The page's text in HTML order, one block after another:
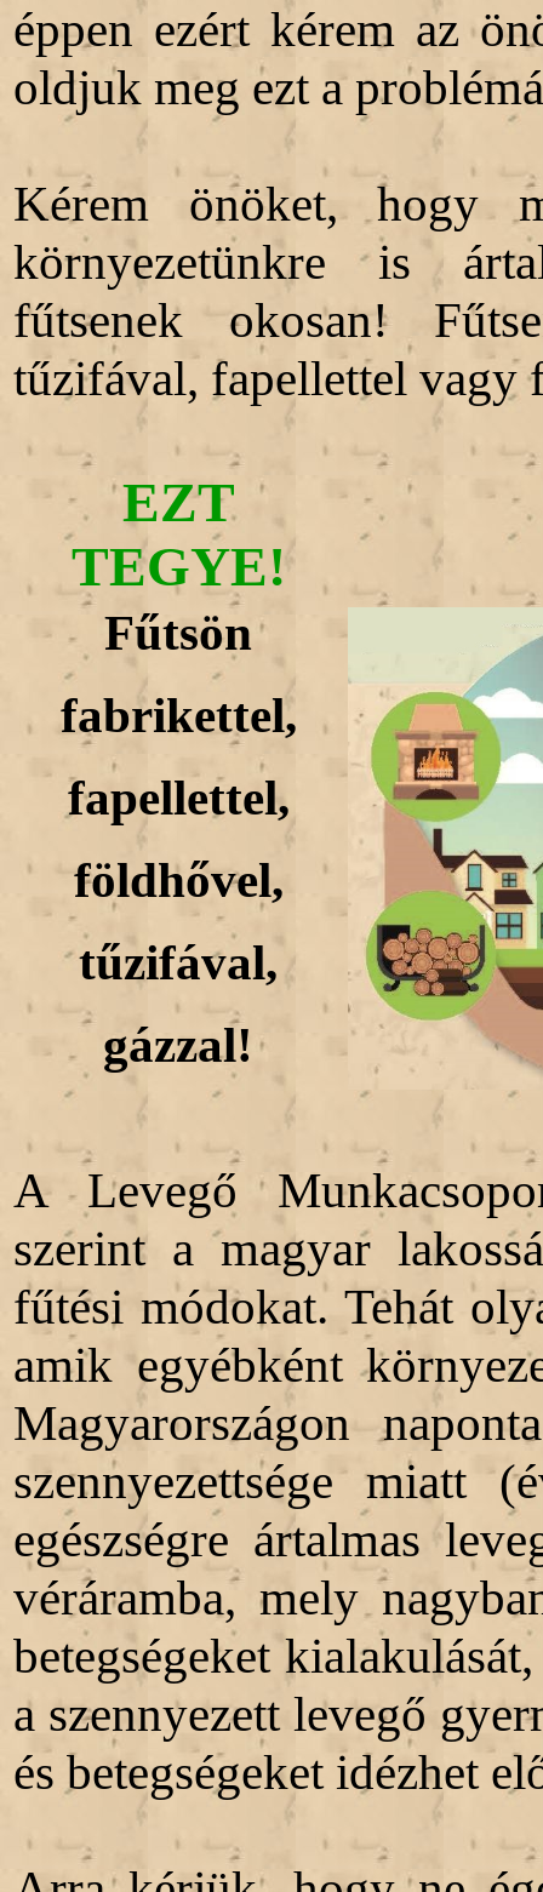
éppen ezért kérem az
oldjuk meg ezt a
Kérem önöket, hogy
környezetünkre is
fűtsenek okosan!
tűzifával, fapellettel vagy
EZT
TEGYE!
Fűtsön
fabrikettel,
fapellettel,
földhővel,
tűzifával,
gázzal!
A Levegő
szerint a magyar
fűtési módokat. Tehát
amik egyébként
Magyarországon
szennyezettsége miatt
egészségre ártalmas
véráramba, mely
betegségeket
a szennyezett levegő
és betegségeket idézhet